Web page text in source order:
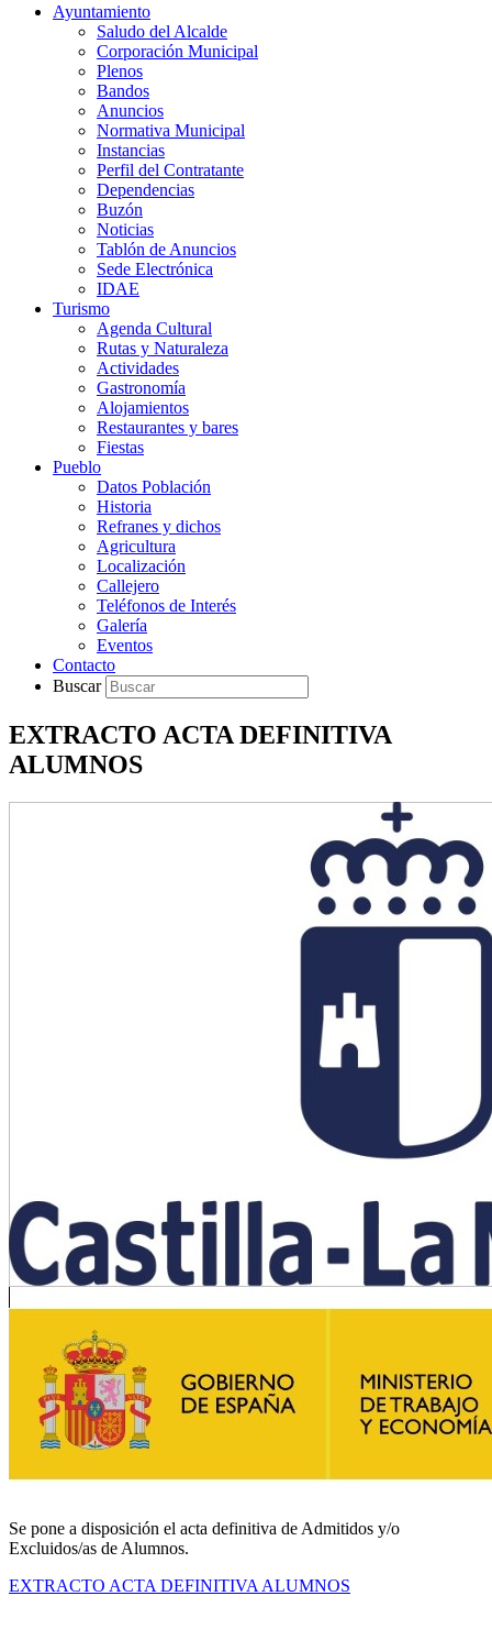
Ayuntamiento
Saludo del Alcalde
Corporación Municipal
Plenos
Bandos
Anuncios
Normativa Municipal
Instancias
Perfil del Contratante
Dependencias
Buzón
Noticias
Tablón de Anuncios
Sede Electrónica
IDAE
Turismo
Agenda Cultural
Rutas y Naturaleza
Actividades
Gastronomía
Alojamientos
Restaurantes y bares
Fiestas
Pueblo
Datos Población
Historia
Refranes y dichos
Agricultura
Localización
Callejero
Teléfonos de Interés
Galería
Eventos
Contacto
Buscar
EXTRACTO ACTA DEFINITIVA
ALUMNOS
Se pone a disposición el acta definitiva de Admitidos y/o
Excluidos/as de Alumnos.
EXTRACTO ACTA DEFINITIVA ALUMNOS